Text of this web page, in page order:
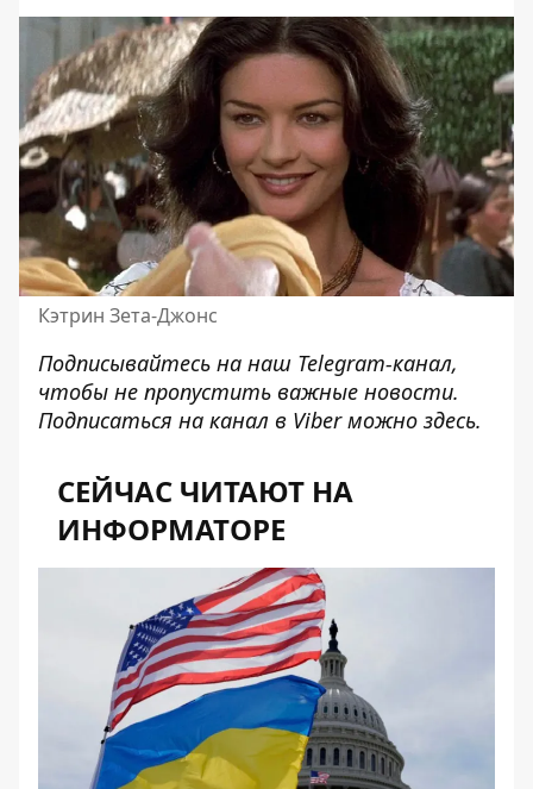
Кэтрин Зета-Джонс
Подписывайтесь на наш Telegram-канал,
чтобы не пропустить важные новости.
Подписаться на канал в Viber можно здесь.
СЕЙЧАС ЧИТАЮТ НА
ИНФОРМАТОРЕ